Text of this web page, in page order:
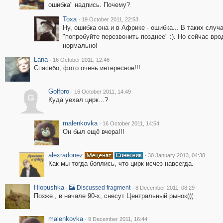
ошибка" надпись. Почему?
Toxa · 19 October 2011, 22:53
Ну, ошибка она и в Африке - ошибка... В таких
"попробуйте перезвонить позднее" :). Но сейчас
нормально!
Lana · 16 October 2011, 12:46
Спасибо, фото очень интересное!!!
G
Golfpro · 16 October 2011, 14:49
Куда уехал цирк...?
malenkovka · 16 October 2011, 14:54
Он был ещё вчера!!!
alexradonez · 30 January 2013, 04:38
Как мы тогда боялись, что цирк исчез навсегда.
Hlopushka · Discussed fragment · 8 December 2011, 08:29
Позже , в начале 90-х, снесут Центральный рынок(((
malenkovka · 9 December 2011, 16:44